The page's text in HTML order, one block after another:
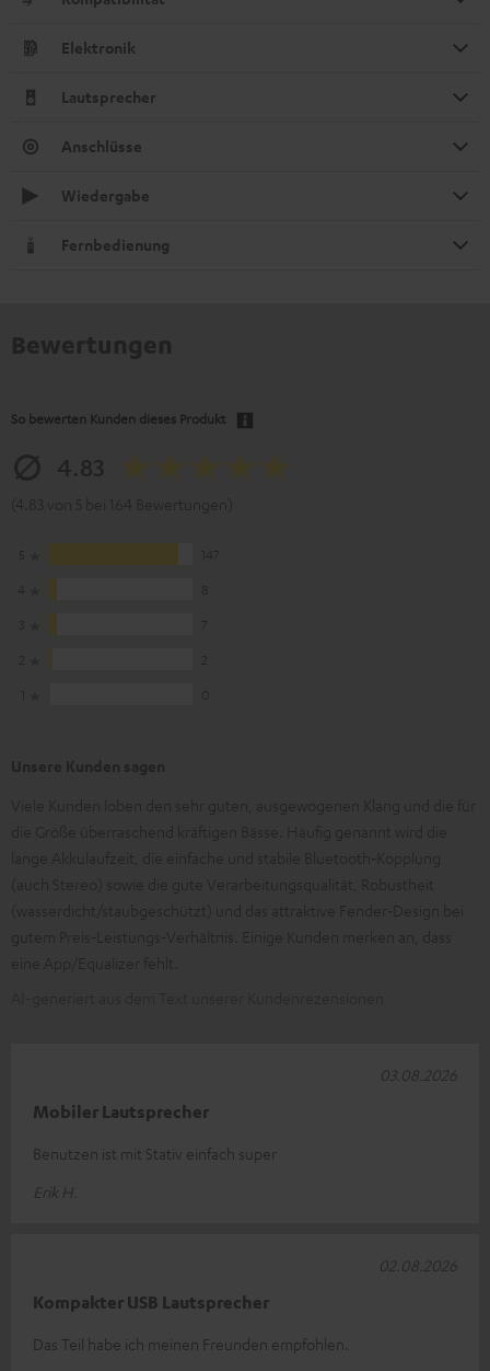
Elektronik
Lautsprecher
Anschlüsse
Wiedergabe
Fernbedienung
So bewerten Kunden dieses Produkt
Mobiler Lautsprecher
Benutzen ist mit Stativ einfach super
Erik H.
03.08.2026
Kompakter USB Lautsprecher
Das Teil habe ich meinen Freunden empfohlen.
02.08.2026